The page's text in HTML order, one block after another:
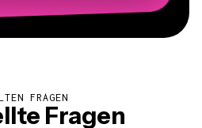
FRAGEN
Fragen